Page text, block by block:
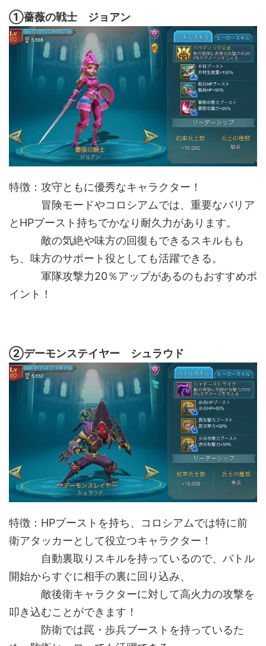
①薔薇の戦士 ジョアン
特徴：攻守ともに優秀なキャラクター！
冒険モードやコロシアムでは、重要なバリア
とHPブースト持ちでかなり耐久力があります。
敵の気絶や味方の回復もできるスキルもも
ち、味方のサポート役としても活躍できる。
軍隊攻撃力20％アップがあるのもおすすめポ
イント！
②デーモンステイヤー シュラウド
特徴：HPブーストを持ち、コロシアムでは特に前
衛アタッカーとして役立つキャラクター！
自動裏取りスキルを持っているので、バトル
開始からすぐに相手の裏に回り込み、
敵後衛キャラクターに対して高火力の攻撃を
叩き込むことができます！
防衛では罠・歩兵ブーストを持っているた